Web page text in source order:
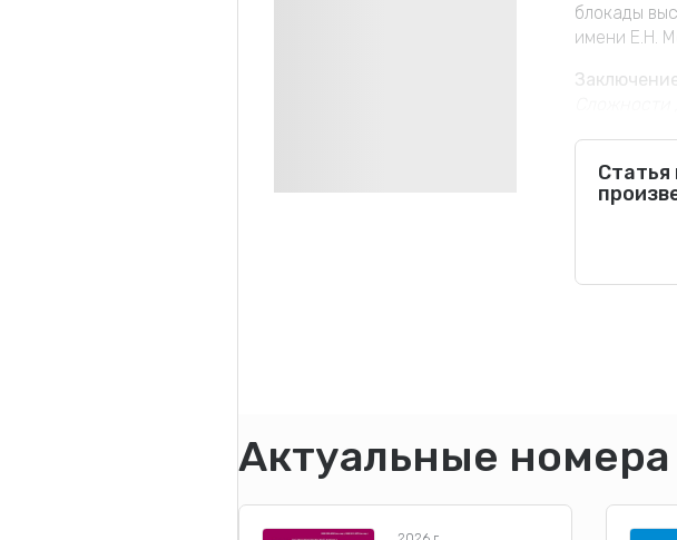
блокады
имени Е.Н.
Актуальные номера